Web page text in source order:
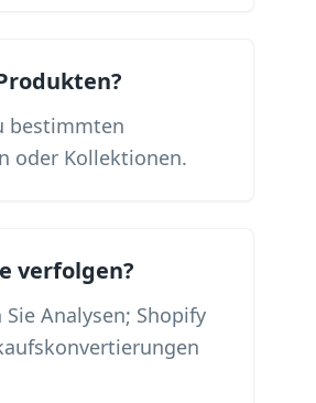
bestimmten
oder Kollektionen.
verfolgen?
Analysen; Shopify